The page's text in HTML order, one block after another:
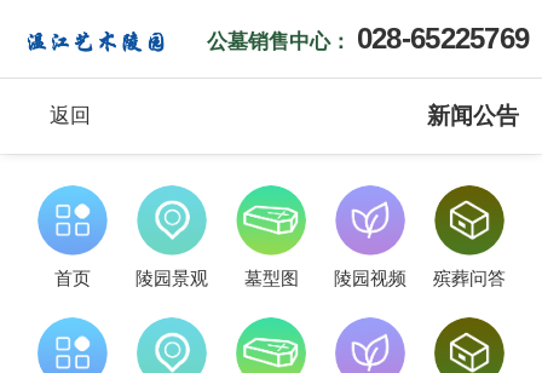
公墓销售中心： 028-65225769
返回 新闻公告
首页 陵园景观 墓型图 陵园视频 殡葬问答